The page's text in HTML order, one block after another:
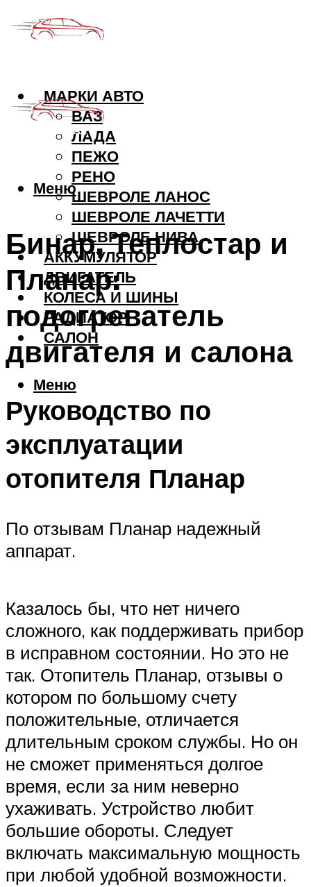
МАРКИ АВТО
ВАЗ
ЛАДА
ПЕЖО
РЕНО
ШЕВРОЛЕ ЛАНОС
ШЕВРОЛЕ ЛАЧЕТТИ
ШЕВРОЛЕ НИВА
АККУМУЛЯТОР
ДВИГАТЕЛЬ
КОЛЕСА И ШИНЫ
РАДИАТОР
САЛОН
Меню
Меню
Бинар, Теплостар и
Планар:
подогреватель
двигателя и салона
Руководство по
эксплуатации
отопителя Планар
По отзывам Планар надежный
аппарат.
Казалось бы, что нет ничего
сложного, как поддерживать прибор
в исправном состоянии. Но это не
так. Отопитель Планар, отзывы о
котором по большому счету
положительные, отличается
длительным сроком службы. Но он
не сможет применяться долгое
время, если за ним неверно
ухаживать. Устройство любит
большие обороты. Следует
включать максимальную мощность
при любой удобной возможности.